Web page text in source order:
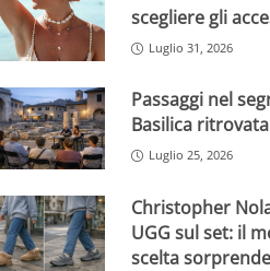
scegliere gli
Luglio 31, 2026
Passaggi nel
Basilica
Luglio 25, 2026
Christopher
UGG sul set: il
scelta